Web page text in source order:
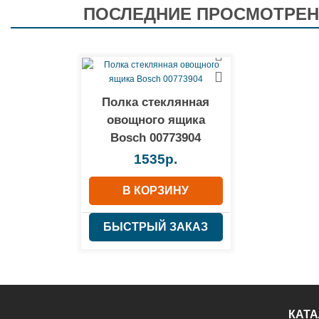
ПОСЛЕДНИЕ
Полка стеклянная
овощного ящика
Bosch 00773904
1535р.
В КОРЗИНУ
БЫСТРЫЙ ЗАКАЗ